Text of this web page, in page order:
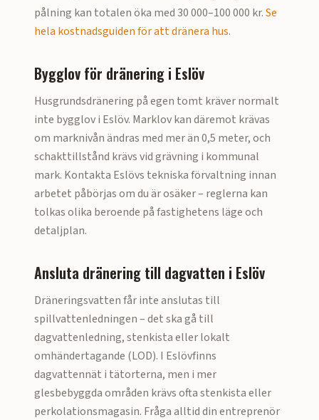
pålning kan totalen öka med 30 000–100 000 kr.Se
hela kostnadsguiden för att dränera hus.
Bygglov för dränering i Eslöv
Husgrundsdränering på egen tomt kräver normalt
inte bygglov i Eslöv. Marklov kan däremot krävas
om marknivån ändras med mer än 0,5 meter, och
schakttillstånd krävs vid grävning i kommunal
mark. Kontakta Eslövs tekniska förvaltning innan
arbetet påbörjas om du är osäker – reglerna kan
tolkas olika beroende på fastighetens läge och
detaljplan.
Ansluta dränering till dagvatten i Eslöv
Dräneringsvatten får inte anslutas till
spillvattenledningen – det ska gå till
dagvattenledning, stenkista eller lokalt
omhändertagande (LOD). I Eslövfinns
dagvattennät i tätorterna, men i mer
glesbebyggda områden krävs ofta stenkista eller
perkolationsmagasin. Fråga alltid din entreprenör